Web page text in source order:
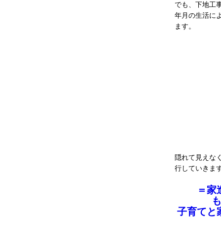
でも、下地工
年月の生活に
ます。
隠れて見えな
行していきま
＝家
子育てと